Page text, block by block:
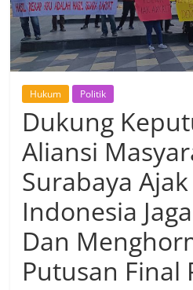
Hukum Politik
Dukung
Aliansi
Surabaya
Indonesia
Dan
Putusan Final